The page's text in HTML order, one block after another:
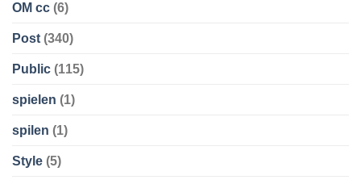
OM cc (6)
Post (340)
Public (115)
spielen (1)
spilen (1)
Style (5)